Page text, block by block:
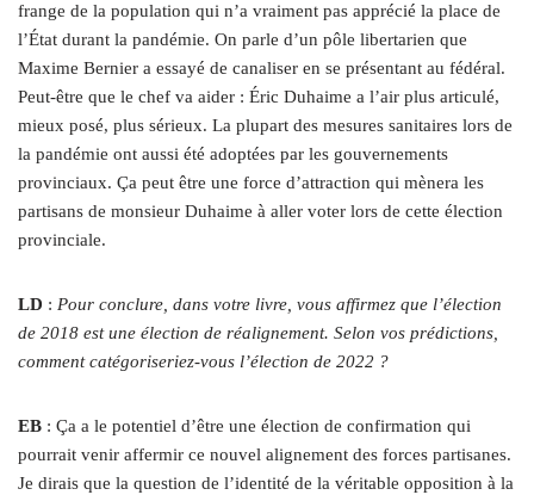
frange de la population qui n’a vraiment pas apprécié la place de
l’État durant la pandémie. On parle d’un pôle libertarien que
Maxime Bernier a essayé de canaliser en se présentant au fédéral.
Peut-être que le chef va aider : Éric Duhaime a l’air plus articulé,
mieux posé, plus sérieux. La plupart des mesures sanitaires lors de
la pandémie ont aussi été adoptées par les gouvernements
provinciaux. Ça peut être une force d’attraction qui mènera les
partisans de monsieur Duhaime à aller voter lors de cette élection
provinciale.
LD : Pour conclure, dans votre livre, vous affirmez que l’élection
de 2018 est une élection de réalignement. Selon vos prédictions,
comment catégoriseriez-vous l’élection de 2022 ?
EB : Ça a le potentiel d’être une élection de confirmation qui
pourrait venir affermir ce nouvel alignement des forces partisanes.
Je dirais que la question de l’identité de la véritable opposition à la